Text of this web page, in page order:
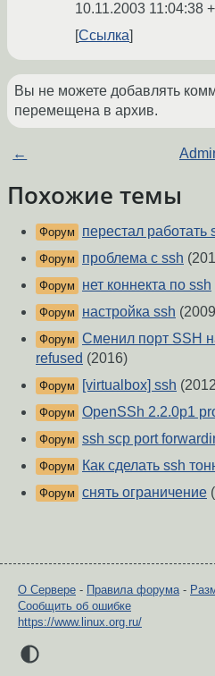
10.11.2003 11:04:38
Ссылка
Вы не можете добавлять
перемещена в архив.
←
Похожие темы
Форум перестал работать
Форум проблема с ssh
Форум нет коннекта по ssh
Форум настройка ssh
Форум Сменил порт SSH
refused (2016)
Форум [virtualbox] ssh
Форум OpenSSh 2.2.0p1
Форум ssh scp port
Форум Как сделать ssh
Форум снять ограничение
О Сервере - Правила форума-
Сообщить об ошибке
https://www.linux.org.ru/